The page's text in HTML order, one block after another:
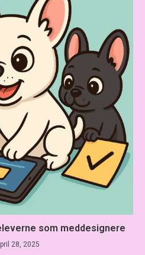
som meddesignere
28, 2025